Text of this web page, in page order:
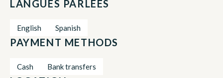
LANGUES PARLÉES
English Spanish
PAYMENT METHODS
Cash Bank transfers